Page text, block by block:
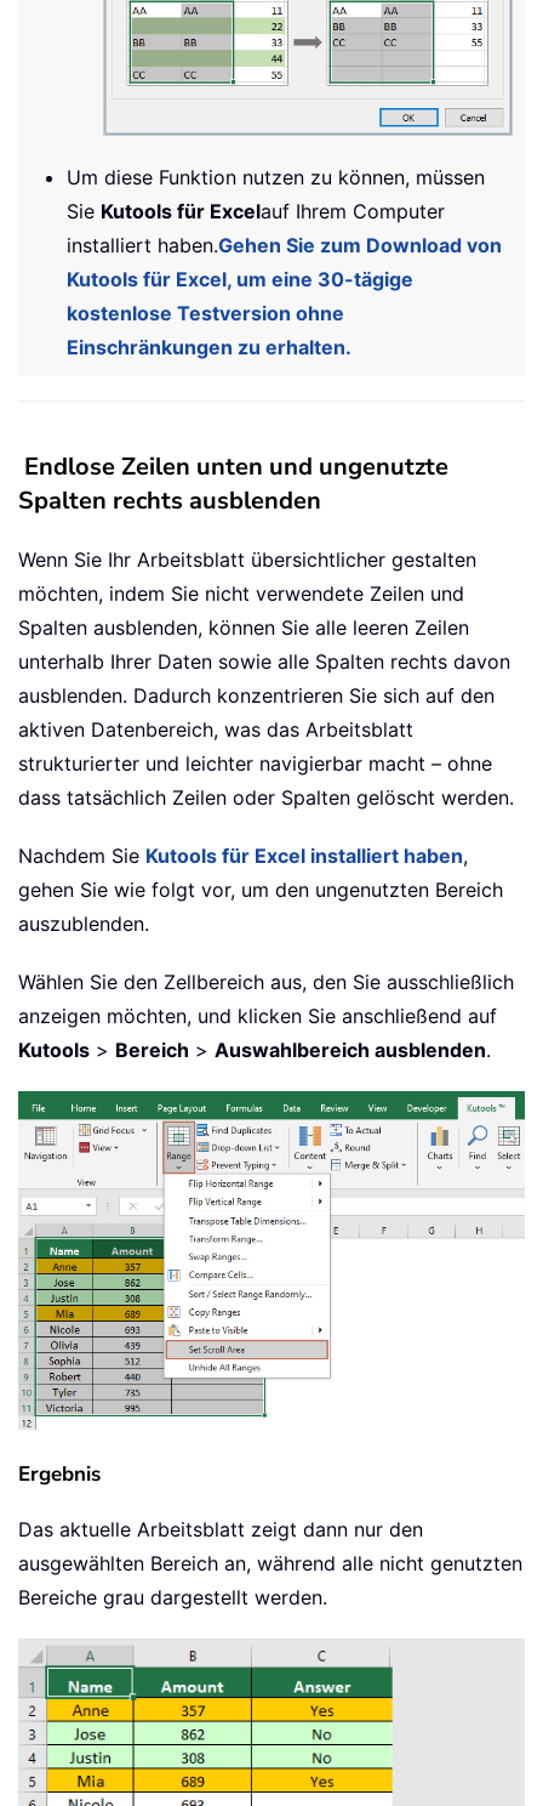
Um diese Funktion nutzen zu können, müssen
Sie Kutools für Excelauf Ihrem Computer
installiert haben.Gehen Sie zum Download von
Kutools für Excel, um eine 30-tägige
kostenlose Testversion ohne
Einschränkungen zu erhalten.
Endlose Zeilen unten und ungenutzte
Spalten rechts ausblenden
Wenn Sie Ihr Arbeitsblatt übersichtlicher gestalten
möchten, indem Sie nicht verwendete Zeilen und
Spalten ausblenden, können Sie alle leeren Zeilen
unterhalb Ihrer Daten sowie alle Spalten rechts davon
ausblenden. Dadurch konzentrieren Sie sich auf den
aktiven Datenbereich, was das Arbeitsblatt
strukturierter und leichter navigierbar macht – ohne
dass tatsächlich Zeilen oder Spalten gelöscht werden.
Nachdem Sie Kutools für Excel installiert haben,
gehen Sie wie folgt vor, um den ungenutzten Bereich
auszublenden.
Wählen Sie den Zellbereich aus, den Sie ausschließlich
anzeigen möchten, und klicken Sie anschließend auf
Kutools > Bereich > Auswahlbereich ausblenden.
Ergebnis
Das aktuelle Arbeitsblatt zeigt dann nur den
ausgewählten Bereich an, während alle nicht genutzten
Bereiche grau dargestellt werden.